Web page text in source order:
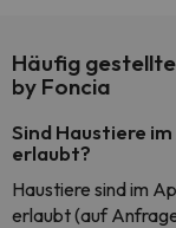
Häufig
by Foncia
Sind Haustiere
erlaubt?
Haustiere sind im
erlaubt (auf